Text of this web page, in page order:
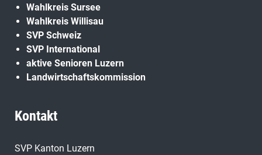
Wahlkreis Sursee
Wahlkreis Willisau
SVP Schweiz
SVP International
aktive Senioren Luzern
Landwirtschaftskommission
Kontakt
SVP Kanton Luzern